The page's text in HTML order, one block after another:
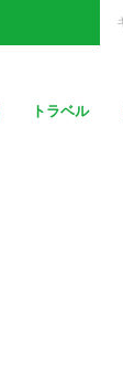
トラベル